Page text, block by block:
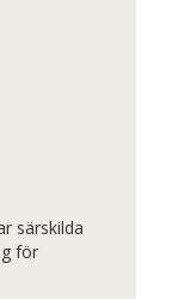
särskilda
för